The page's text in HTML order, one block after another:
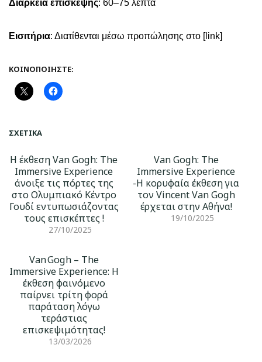
Διάρκεια επίσκεψης: 60–75 λεπτά
Εισιτήρια: Διατίθενται μέσω προπώλησης στο [link]
ΚΟΙΝΟΠΟΙΉΣΤΕ:
ΣΧΕΤΙΚΆ
Η έκθεση Van Gogh: The
Immersive Experience
άνοιξε τις πόρτες της
στο Ολυμπιακό Κέντρο
Γουδί εντυπωσιάζοντας
τους επισκέπτες !
27/10/2025
Van Gogh: The
Immersive Experience
-Η κορυφαία έκθεση για
τον Vincent Van Gogh
έρχεται στην Αθήνα!
19/10/2025
Van Gogh – The
Immersive Experience: Η
έκθεση φαινόμενο
παίρνει τρίτη φορά
παράταση λόγω
τεράστιας
επισκεψιμότητας!
13/03/2026